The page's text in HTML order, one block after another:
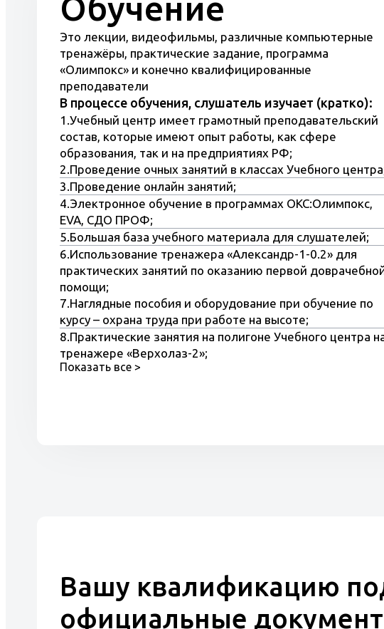
процесс обучения и сдачи тестов.
Ознакомится с полным перечнем наших
ССЫЛКЕ.
Мы разработали более 200 программ
перечень
Самоподготовка в Олимпокс, позволяет
курсам подготовки в Учебном центре.
Обучение
Это лекции, видеофильмы, различные компьютерные
тренажёры, практические задание, программа
«Олимпокс» и конечно квалифицированные
преподаватели
В процессе обучения, слушатель изучает (кратко):
1.Учебный центр имеет грамотный преподавательский
состав, которые имеют опыт работы, как сфере
образования, так и на предприятиях РФ;
2.Проведение очных занятий в классах Учебного
3.Проведение онлайн занятий;
4.Электронное обучение в программах ОКС:Олимпокс,
EVA, СДО ПРОФ;
5.Большая база учебного материала для слушателей;
6.Использование тренажера «Александр-1-0.2» для
практических занятий по оказанию первой
помощи;
7.Наглядные пособия и оборудование при обучение по
курсу – охрана труда при работе на высоте;
8.Практические занятия на полигоне Учебного центра
тренажере «Верхолаз-2»;
9.Обучение на компьютерных тренажерах.
Показать все >
Вашу квалификацию
официальные